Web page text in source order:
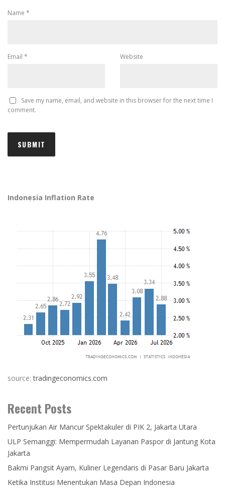
Name *
Email * Website
Save my name, email, and website in this browser for the next time I
comment.
Indonesia Inflation Rate
source:tradingeconomics.com
Recent Posts
Pertunjukan Air Mancur Spektakuler di PIK 2, Jakarta Utara
ULP Semanggi: Mempermudah Layanan Paspor di Jantung Kota
Jakarta
Bakmi Pangsit Ayam, Kuliner Legendaris di Pasar Baru Jakarta
Ketika Institusi Menentukan Masa Depan Indonesia